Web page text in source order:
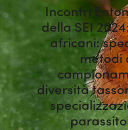
Incontri
della SEI
africani:
metodi
diversità